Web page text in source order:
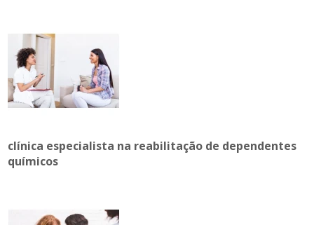
clínica especialista na reabilitação de dependentes
químicos